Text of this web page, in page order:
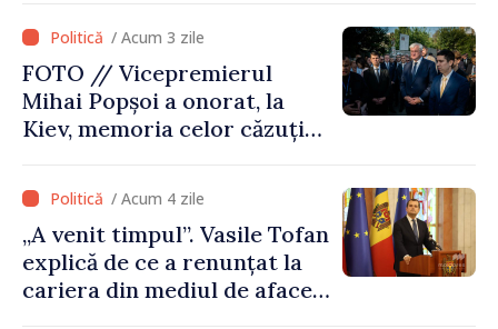
/ Acum 3 zile
FOTO // Vicepremierul
Mihai Popșoi a onorat, la
Kiev, memoria celor căzuți
„Acest război trebuie să
înceteze”/ Acum 4 zile
„A venit timpul”. Vasile Tofan
explică de ce a renunțat la
cariera din mediul de afaceri